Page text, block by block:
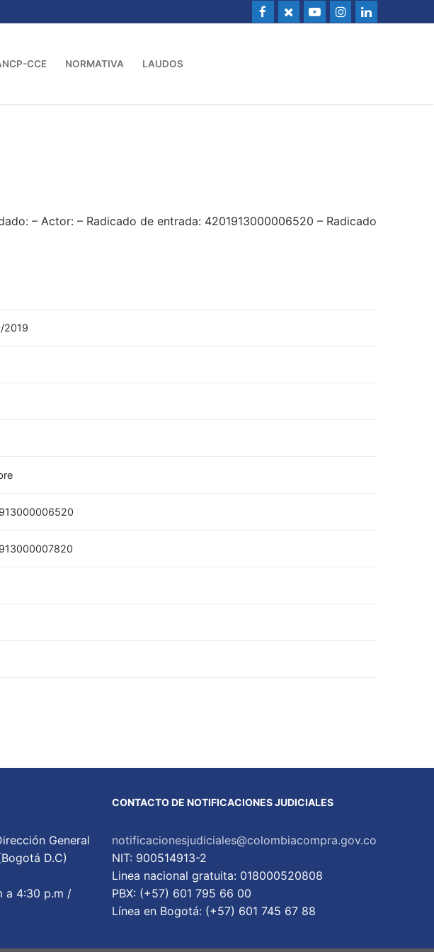
CCE NORMATIVA LAUDOS
– Actor: – Radicado de entrada: 4201913000006520 – Radicado
2019
General
D.C)
a 4:30 p.m /
CONTACTO DE NOTIFICACIONES JUDICIALES
notificacionesjudiciales@colombiacompra.gov.co
NIT: 900514913-2
Linea nacional gratuita: 018000520808
PBX: (+57) 601 795 66 00
Lí­nea en Bogotá: (+57) 601 745 67 88